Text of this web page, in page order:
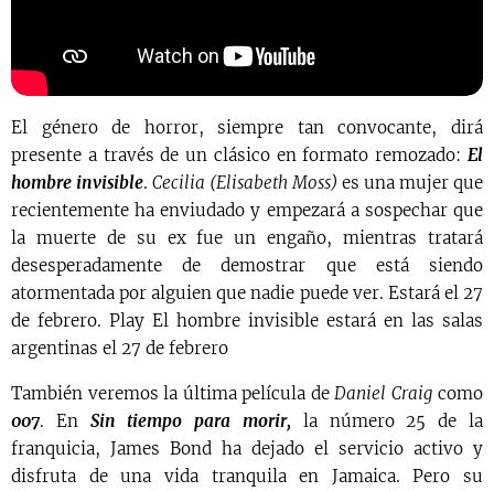
El género de horror, siempre tan convocante, dirá
presente a través de un clásico en formato remozado: El
hombre invisible. Cecilia (Elisabeth Moss) es una mujer que
recientemente ha enviudado y empezará a sospechar que
la muerte de su ex fue un engaño, mientras tratará
desesperadamente de demostrar que está siendo
atormentada por alguien que nadie puede ver. Estará el 27
de febrero. Play El hombre invisible estará en las salas
argentinas el 27 de febrero
También veremos la última película de Daniel Craig como
007. En Sin tiempo para morir, la número 25 de la
franquicia, James Bond ha dejado el servicio activo y
disfruta de una vida tranquila en Jamaica. Pero su